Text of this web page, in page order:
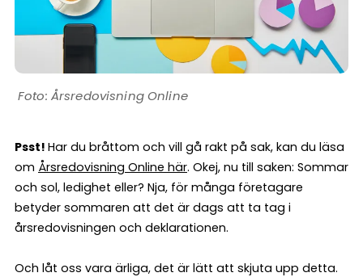
Årsredovisning Online
Psst! Har du bråttom och vill gå rakt på sak, kan du läsa
om Årsredovisning Online här. Okej, nu till saken: Sommar
och sol, ledighet eller? Nja, för många företagare
betyder sommaren att det är dags att ta tag i
årsredovisningen och deklarationen.
Och låt oss vara ärliga, det är lätt att skjuta upp detta.